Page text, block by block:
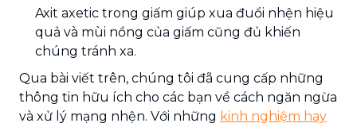
Axit axetic trong giấm giúp xua đuổi nhện hiệu
quả và mùi nồng của giấm cũng đủ khiến
chúng tránh xa.
Qua bài viết trên, chúng tôi đã cung cấp những
thông tin hữu ích cho các bạn về cách ngăn ngừa
và xử lý mạng nhện. Với những kinh nghiệm hay